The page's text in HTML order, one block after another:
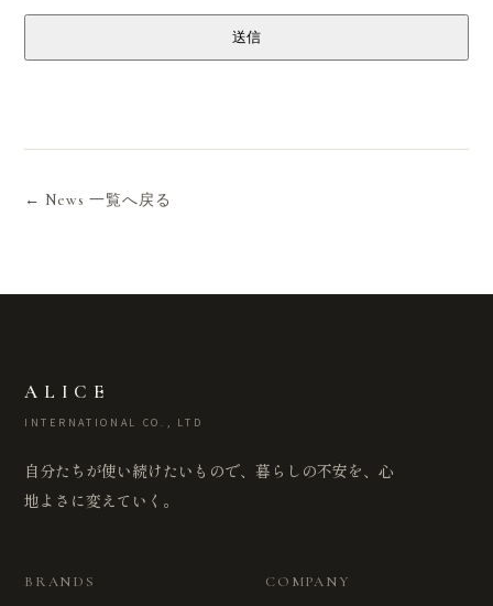
送信
← News 一覧へ戻る
ALICE
INTERNATIONAL CO., LTD
自分たちが使い続けたいもので、暮らしの不安を、心
地よさに変えていく。
BRANDS COMPANY